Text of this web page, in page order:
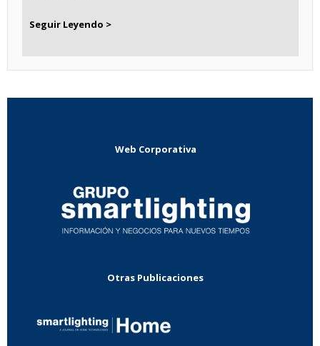
Seguir Leyendo >
Web Corporativa
Otras Publicaciones